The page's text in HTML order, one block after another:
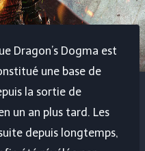
Dragon’s Dogma est
une base de
la sortie de
un an plus tard. Les
depuis longtemps,